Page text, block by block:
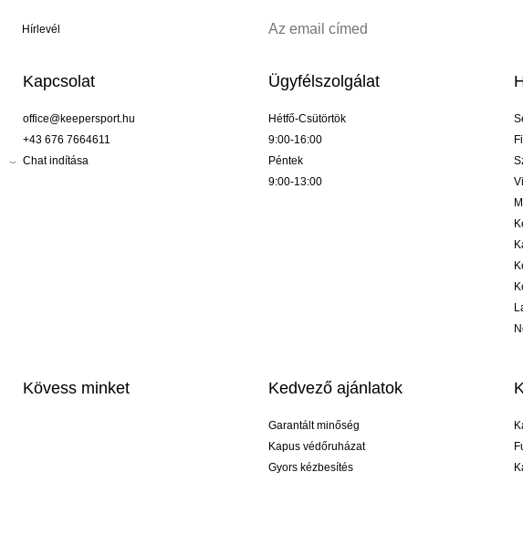
Hírlevél
Kapcsolat
office@keepersport.hu
+43 676 7664611
Chat indítása
Ügyfélszolgálat
Hétfő-Csütörtök
9:00-16:00
Péntek
9:00-13:00
Kövess minket Kedvező ajánlatok
Garantált minőség
Kapus védőruházat
Gyors kézbesítés